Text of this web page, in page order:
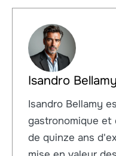
Isandro Bellamy
Isandro Bellamy
gastronomique et
de quinze ans